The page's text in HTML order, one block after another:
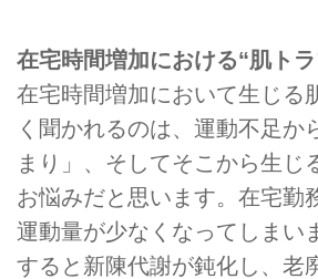
在宅時間増加における“肌ト
在宅時間増加において生じる
く聞かれるのは、運動不足か
まり」、そしてそこから生じ
お悩みだと思います。在宅勤
運動量が少なくなってしまい
すると新陳代謝が鈍化し、老